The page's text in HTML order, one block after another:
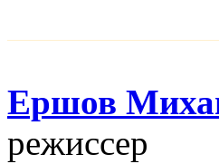
Ершов
режисcер